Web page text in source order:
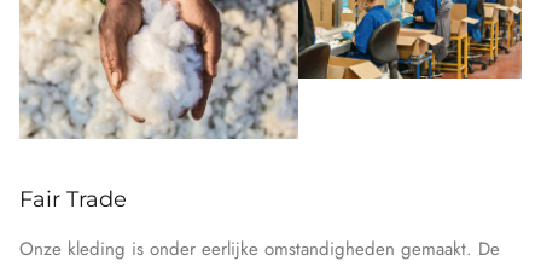
Fair Trade
Onze kleding is onder eerlijke omstandigheden gemaakt. De